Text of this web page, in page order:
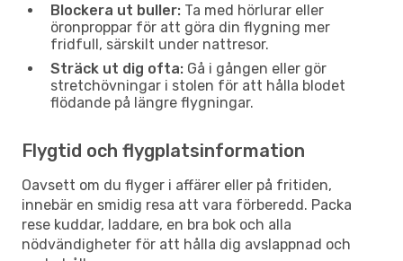
Blockera ut buller: Ta med hörlurar eller
öronproppar för att göra din flygning mer
fridfull, särskilt under nattresor.
Sträck ut dig ofta: Gå i gången eller gör
stretchövningar i stolen för att hålla blodet
flödande på längre flygningar.
Flygtid och flygplatsinformation
Oavsett om du flyger i affärer eller på fritiden,
innebär en smidig resa att vara förberedd. Packa
rese kuddar, laddare, en bra bok och alla
nödvändigheter för att hålla dig avslappnad och